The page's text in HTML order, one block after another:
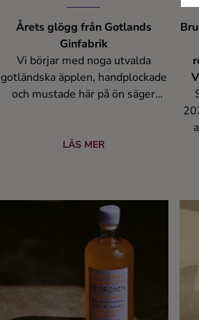
Årets glögg från Gotlands
Ginfabrik
Vi börjar med noga utvalda
gotländska äpplen, handplockade
och mustade här på ön säger
kokas tillsammans med
ett kryddigt pärondestillat för den
perfekta balansen. Med
framgången år 2022 och flertalet
”Bäst i Test” utmärkelser,
inbjuder vi dig att njuta av vår
moderna tolkning av en klassisk
favorit. Begränsad upplaga som
LÄS MER